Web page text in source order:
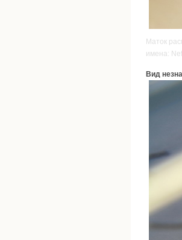
Маток
имена:
Вид